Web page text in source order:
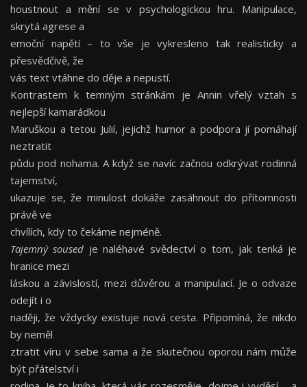
houstnout a mění se v psychologickou hru. Manipulace,
skrytá agrese a
emoční napětí – to vše je vykresleno tak realisticky a
přesvědčivě, že
vás text vtáhne do děje a nepustí.
Kontrastem k temným stránkám je Annin vřelý vztah s
nejlepší kamarádkou
Maruškou a tetou Julií, jejichž humor a podpora jí pomáhají
neztratit
půdu pod nohama. A když se navíc začnou odkrývat rodinná
tajemství,
ukazuje se, že minulost dokáže zasáhnout do přítomnosti
právě ve
chvílích, kdy to čekáme nejméně.
Tajemný soused je naléhavé svědectví o tom, jak tenká je
hranice mezi
láskou a závislostí, mezi důvěrou a manipulací. Je o odvaze
odejít i o
naději, že vždycky existuje nová cesta. Připomíná, že nikdo
by neměl
ztratit víru v sebe sama a že skutečnou oporou nám může
být přátelství i